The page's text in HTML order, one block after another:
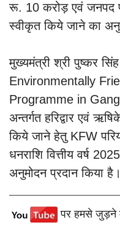
रू. 10 करोड़ एवं जनपद
स्वीकृत किये जाने का
मुख्यमंत्री श्री पुष्कर सिंह
Environmentally
Programme in
अन्तर्गत हरिद्वार एवं
किये जाने हेतु KFW
धनराशि वित्तीय वर्ष
अनुमोदन प्रदान किया है।
पर हमसे जुड़ने